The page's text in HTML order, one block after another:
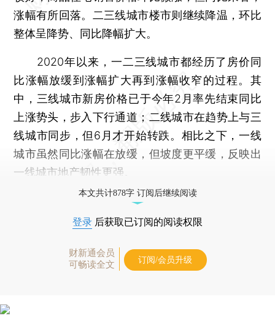
涨幅有所回落。二三线城市楼市则继续降温，环比
整体呈降势、同比降幅扩大。
2020年以来，一二三线城市都经历了房价同
比涨幅放缓到涨幅扩大再到涨幅收窄的过程。其
中，三线城市新房价格已于今年2月率先结束同比
上涨势头，步入下行通道；二线城市在趋势上与三
线城市同步，但6月才开始转跌。相比之下，一线
城市虽然同比涨幅在放缓，但坡度更平缓，反映出
一线城市地产韧性更强。
本文共计878字 订阅后继续阅读
登录 后获取已订阅的阅读权限
财新通会员
可畅读全文
订阅/会员升级